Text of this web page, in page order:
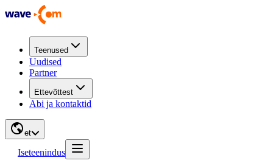
Teenused
Uudised
Partner
Ettevõttest
Abi ja kontaktid
et
Iseteenindus